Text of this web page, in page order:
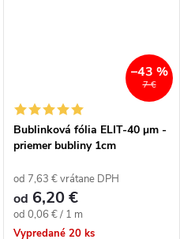
7 €
–43 %
Bublinková fólia ELIT-40 μm -
priemer bubliny 1cm
od 7,63 € vrátane DPH
od 6,20 €
Jednotková
cena:
od 0,06 € / 1 m
Vypredané 20 ks